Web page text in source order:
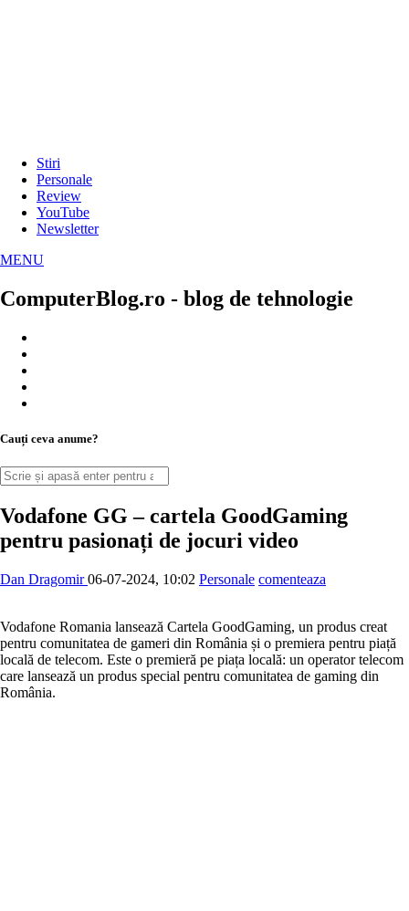
Stiri
Personale
Review
YouTube
Newsletter
MENU
ComputerBlog.ro - blog de tehnologie
Cauți ceva anume?
Vodafone GG – cartela GoodGaming
pentru pasionați de jocuri video
Dan Dragomir 06-07-2024, 10:02 Personale comenteaza
Vodafone Romania lansează Cartela GoodGaming, un produs creat
pentru comunitatea de gameri din România și o premiera pentru piață
locală de telecom. Este o premieră pe piața locală: un operator telecom
care lansează un produs special pentru comunitatea de gaming din
România.